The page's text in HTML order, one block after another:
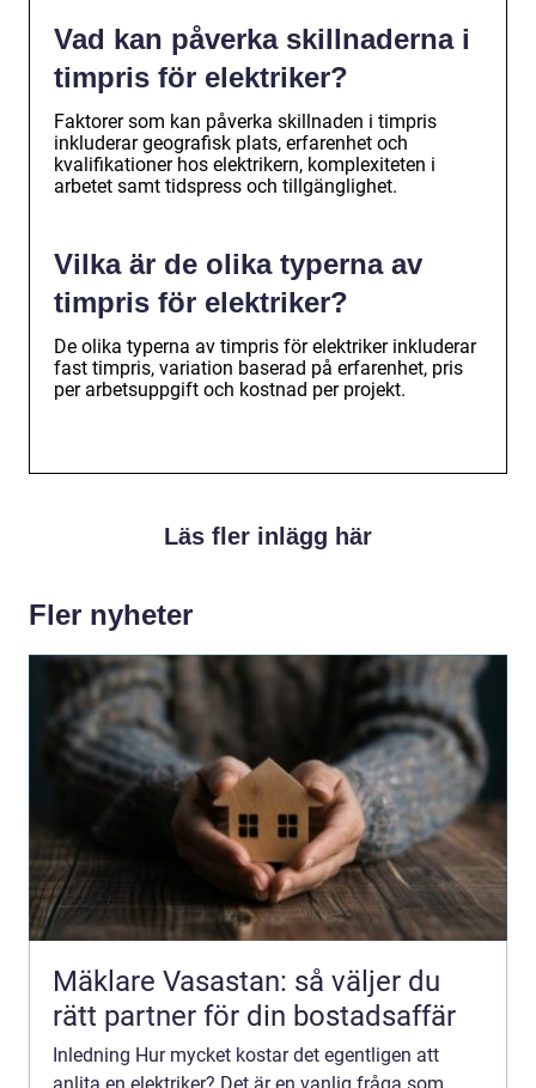
Vad kan påverka skillnaderna i
timpris för elektriker?
Faktorer som kan påverka skillnaden i timpris
inkluderar geografisk plats, erfarenhet och
kvalifikationer hos elektrikern, komplexiteten i
arbetet samt tidspress och tillgänglighet.
Vilka är de olika typerna av
timpris för elektriker?
De olika typerna av timpris för elektriker inkluderar
fast timpris, variation baserad på erfarenhet, pris
per arbetsuppgift och kostnad per projekt.
Läs fler inlägg här
Fler nyheter
Mäklare Vasastan: så väljer du
rätt partner för din bostadsaffär
Inledning Hur mycket kostar det egentligen att